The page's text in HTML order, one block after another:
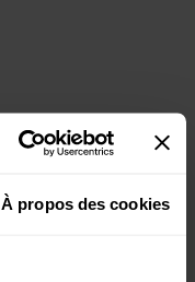
À propos des cookies